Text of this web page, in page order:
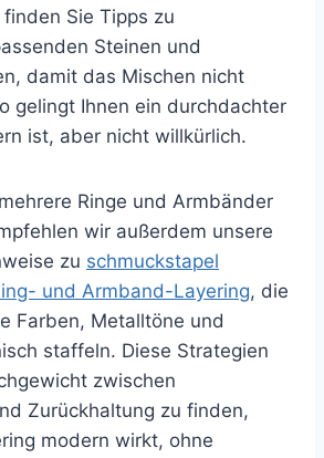
Sie Tipps zu
Steinen und
damit das Mischen nicht
gelingt Ihnen ein durchdachter
ist, aber nicht willkürlich.
Ringe und Armbänder
wir außerdem unsere
zu schmuckstapel
und Armband-Layering, die
Farben, Metalltöne und
staffeln. Diese Strategien
zwischen
Zurückhaltung zu finden,
modern wirkt, ohne